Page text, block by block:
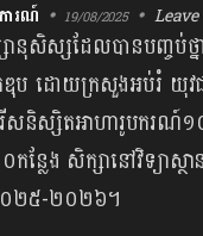
ការណ៍ 19/08/2025
នុសិស្ស​ដែល​បានបញ្ចប់ថ្
ក់ឌុប ដោយ​ក្រសួងអប់រំ យុ
ស​និស្សិត​អាហារូបករណ៍
លែង សិក្សា​នៅ​វិទ្យាស្ថា
០២៥-២០២៦។